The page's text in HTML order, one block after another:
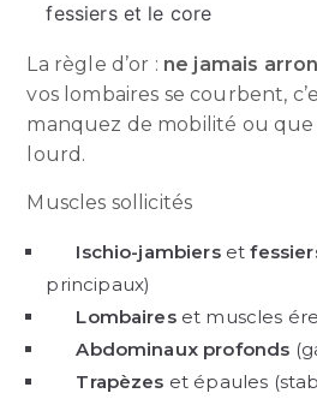
fessiers et le core
La règle d’or : ne jamais
vos lombaires se courbent,
manquez de mobilité ou
lourd.
Muscles sollicités
Ischio-jambierset
principaux)
Lombaires et muscles
Abdominaux profonds
Trapèzes et épaules